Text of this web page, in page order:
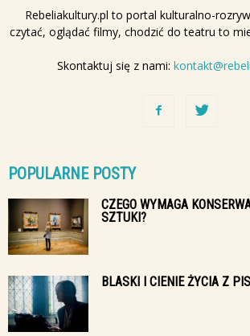
Rebeliakultury.pl to portal kulturalno-
czytać, oglądać filmy, chodzić do teatru to
Skontaktuj się z nami:
POPULARNE POSTY
CZEGO WYMAGA
SZTUKI?
BLASKI I CIENIE ŻYCIA Z